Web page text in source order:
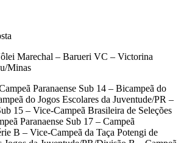
Marechal – Barueri VC – Victorina
Minas
Paranaense Sub 14 – Bicampeã do
do Jogos Escolares da Juventude/PR –
15 – Vice-Campeã Brasileira de Seleções
Paranaense Sub 17 – Campeã
B – Vice-Campeã da Taça Potengi de